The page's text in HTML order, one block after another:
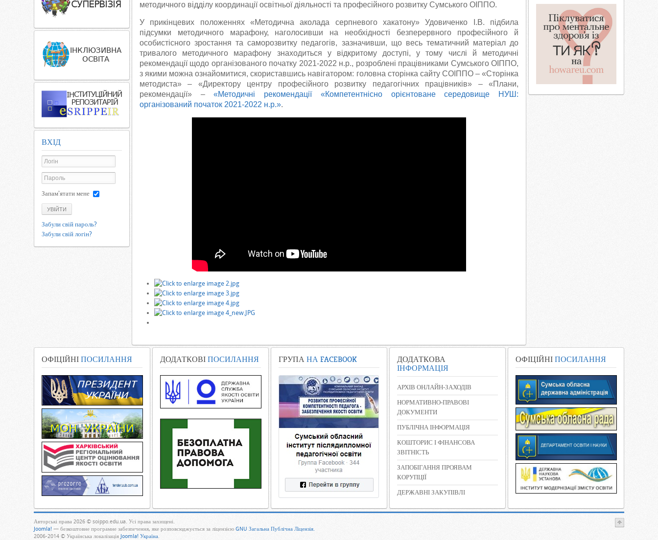
методичного відділу координації освітньої діяльності та професійного розвитку Сумського ОІППО.
У прикінцевих положеннях «Методична аколада серпневого хакатону» Удовиченко І.В. підбила
підсумки методичного марафону, наголосивши на необхідності безперервного професійного й
особистісного зростання та саморозвитку педагогів, зазначивши, що весь тематичний матеріал до
тривалого методичного марафону знаходиться у відкритому доступі, у тому числі й методичні
рекомендації щодо організованого початку 2021-2022 н.р., розроблені працівниками Сумського ОІППО,
з якими можна ознайомитися, скориставшись навігатором: головна сторінка сайту СОІППО – «Сторінка
методиста» – «Директору центру професійного розвитку педагогічних працівників» – «Плани,
рекомендації» –«Методичні рекомендації «Компетентнісно орієнтоване середовище НУШ:
організований початок 2021-2022 н.р.».
ВХІД
Запам'ятати мене
УВІЙТИ
Забули свій пароль?
Забули свій логін?
ОФІЦІЙНІ ПОСИЛАННЯ ДОДАТКОВІ ПОСИЛАННЯ ГРУПА НА FACEBOOK
ДОДАТКОВА
ІНФОРМАЦІЯ
АРХІВ ОНЛАЙН-ЗАХОДІВ
НОРМАТИВНО-ПРАВОВІ
ДОКУМЕНТИ
ПУБЛІЧНА ІНФОРМАЦІЯ
КОШТОРИС І ФІНАНСОВА
ЗВІТНІСТЬ
ЗАПОБІГАННЯ ПРОЯВАМ
КОРУПЦІЇ
ДЕРЖАВНІ ЗАКУПІВЛІ
ОФІЦІЙНІ ПОСИЛАННЯ
Авторські права 2026 © soippo.edu.ua. Усі права захищені.
Joomla! — безкоштовне програмне забезпечення, яке розповсюджується за ліцензією GNU Загальна Публічна Ліцензія.
2006-2014 © Українська локалізація Joomla! Україна.